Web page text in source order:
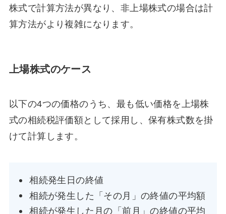
株式で計算方法が異なり、非上場株式の場合は計
算方法がより複雑になります。
上場株式のケース
以下の4つの価格のうち、最も低い価格を上場株
式の相続税評価額として採用し、保有株式数を掛
けて計算します。
相続発生日の終値
相続が発生した「その月」の終値の平均額
相続が発生した月の「前月」の終値の平均